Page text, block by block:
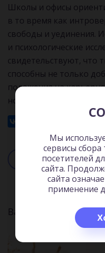
Школы и офисы
в то время как
свободы и уединения.
и психологические
свидетельствуют, что
способны не только
положения на
но и становиться в
Читать
Вас может
Мы
сервисы сбора
посетителей
сайта.
сайта
применение